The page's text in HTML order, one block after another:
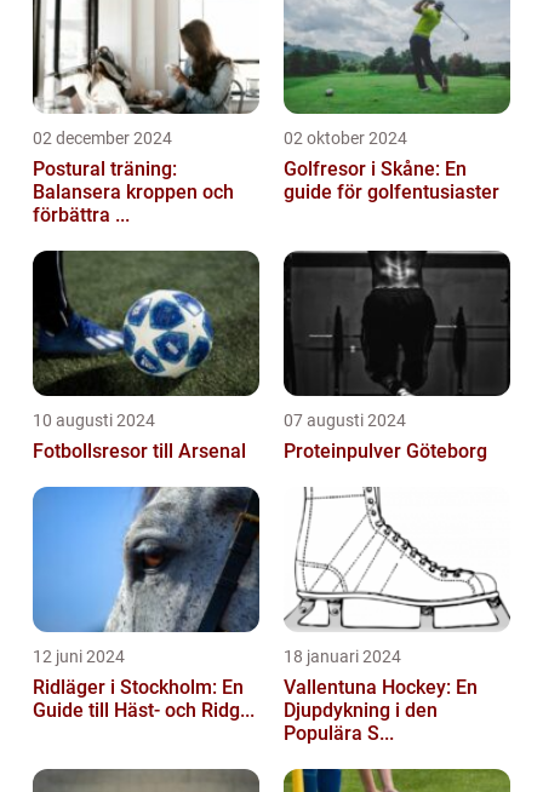
02 december 2024
Postural träning:
Balansera kroppen och
förbättra ...
02 oktober 2024
Golfresor i Skåne: En
guide för golfentusiaster
10 augusti 2024
Fotbollsresor till Arsenal
07 augusti 2024
Proteinpulver Göteborg
12 juni 2024
Ridläger i Stockholm: En
Guide till Häst- och Ridg...
18 januari 2024
Vallentuna Hockey: En
Djupdykning i den
Populära S...